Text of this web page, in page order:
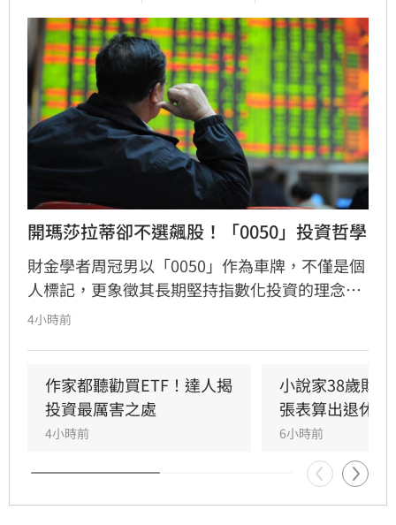
開瑪莎拉蒂卻不選飆股！「0050」投資哲學
財金學者周冠男以「0050」作為車牌，不僅是個
人標記，更象徵其長期堅持指數化投資的理念。
他透過學術研究與親身實踐發現，頻繁選股難以
心不在於預測行情，而是相信市場並與之共同成
長。為推廣此理念，三立財經iNEWS將於8月15
日舉辦「不再選股必勝術」投資論壇，邀請周冠
男解析行為財務學與資產配置策略，協助投資人
在市場震盪中穩健獲利。活動名額有限，歡迎投
資人報名參加，掌握長期致富心法。
4小時前
作家都聽勸買ETF！達人揭
投資最厲害之處
4小時前
小說家38歲財
張表算出退休金
6小時前